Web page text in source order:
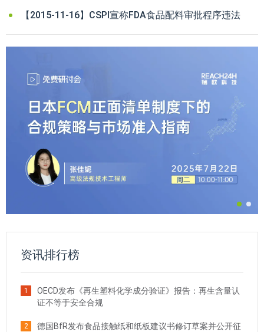
【2015-11-16】CSPI宣称FDA食品配料审批程序违法
资讯排行榜
1
OECD发布《再生塑料化学成分验证》报告：再生含量认
证不等于安全合规
2
德国BfR发布食品接触纸和纸板建议书修订草案并公开征